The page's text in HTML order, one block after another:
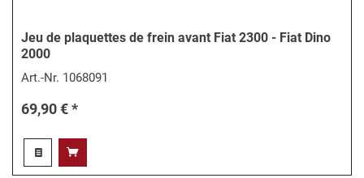
Jeu de plaquettes de frein avant Fiat 2300 - Fiat Dino
2000
Art.-Nr. 1068091
69,90 € *